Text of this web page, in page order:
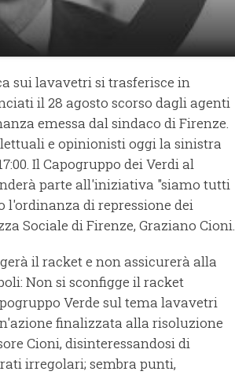
sui lavavetri si trasferisce in
il 28 agosto scorso dagli agenti
emessa dal sindaco di Firenze.
e opinionisti oggi la sinistra
Il Capogruppo dei Verdi al
parte all'iniziativa "siamo tutti
di repressione dei
Sociale di Firenze, Graziano Cioni.
il racket e non assicurerà alla
Non si sconfigge il racket
Verde sul tema lavavetri
finalizzata alla risoluzione
Cioni, disinteressandosi di
irregolari; sembra punti,